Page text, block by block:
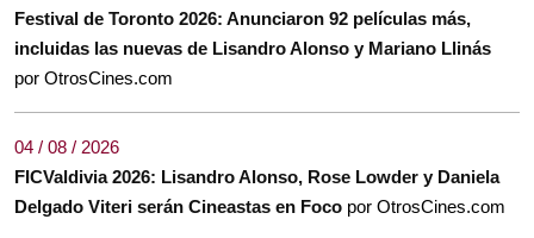
Festival de Toronto 2026: Anunciaron 92 películas más,
incluidas las nuevas de Lisandro Alonso y Mariano Llinás
por OtrosCines.com
04 / 08 / 2026
FICValdivia 2026: Lisandro Alonso, Rose Lowder y Daniela
Delgado Viteri serán Cineastas en Foco por OtrosCines.com